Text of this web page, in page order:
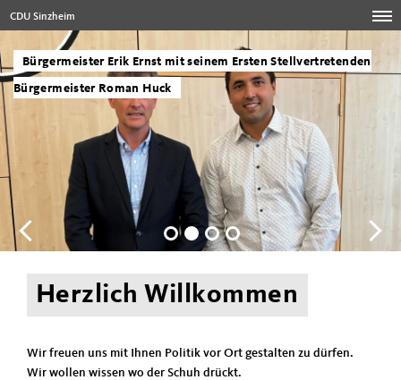
CDU Sinzheim
Bürgermeister Erik Ernst mit seinem Ersten Stellvertretenden
Bürgermeister Roman Huck
Herzlich Willkommen
Wir freuen uns mit Ihnen Politik vor Ort gestalten zu dürfen.
Wir wollen wissen wo der Schuh drückt.